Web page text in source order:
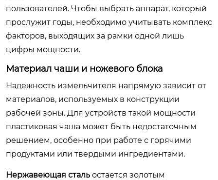
пользователей. Чтобы выбрать аппарат, который
прослужит годы, необходимо учитывать комплекс
факторов, выходящих за рамки одной лишь
цифры мощности.
Материал чаши и ножевого блока
Надежность измельчителя напрямую зависит от
материалов, используемых в конструкции
рабочей зоны. Для устройств такой мощности
пластиковая чаша может быть недостаточным
решением, особенно при работе с горячими
продуктами или твердыми ингредиентами.
Нержавеющая сталь остается золотым